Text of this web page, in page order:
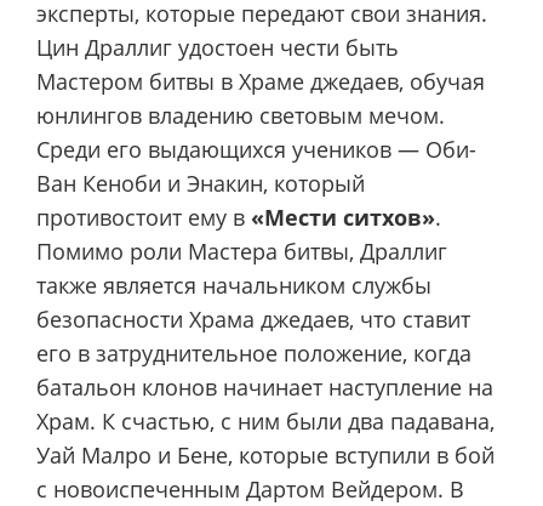
эксперты, которые передают свои знания.
Цин Драллиг удостоен чести быть
Мастером битвы в Храме джедаев, обучая
юнлингов владению световым мечом.
Среди его выдающихся учеников — Оби-
Ван Кеноби и Энакин, который
противостоит ему в «Мести ситхов».
Помимо роли Мастера битвы, Драллиг
также является начальником службы
безопасности Храма джедаев, что ставит
его в затруднительное положение, когда
батальон клонов начинает наступление на
Храм. К счастью, с ним были два падавана,
Уай Малро и Бене, которые вступили в бой
с новоиспеченным Дартом Вейдером. В